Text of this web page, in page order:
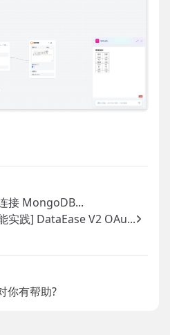
接 MongoDB...
实践] DataEase V2 OAu...
你有帮助?